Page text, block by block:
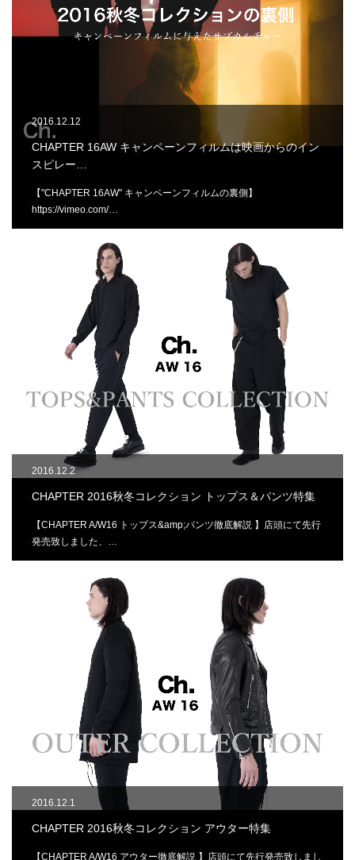
2016.12.12
CHAPTER 16AW キャンペーンフィルムは映画からのイン
スピレー…
【"CHAPTER 16AW" キャンペーンフィルムの裏側】
https://vimeo.com/…
2016.12.2
CHAPTER 2016秋冬コレクション トップス＆パンツ特集
【CHAPTER A/W16 トップス&amp;パンツ徹底解説 】店頭にて先行
発売致しました、…
2016.12.1
CHAPTER 2016秋冬コレクション アウター特集
【CHAPTER A/W16 アウター徹底解説 】店頭にて先行発売致しまし